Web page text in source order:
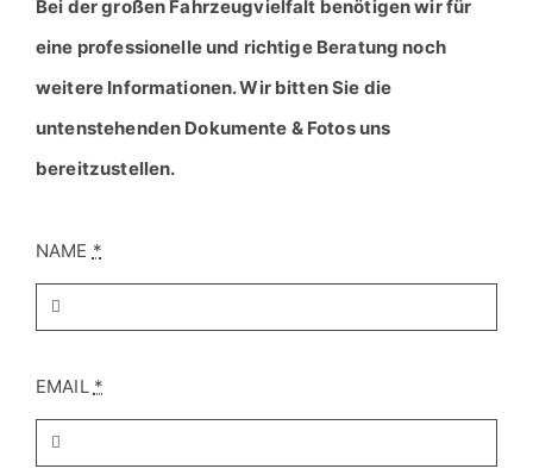
weitere Informationen. Wir bitten Sie die
untenstehenden Dokumente & Fotos uns
bereitzustellen.
NAME*
EMAIL
TELEFON NUMMER